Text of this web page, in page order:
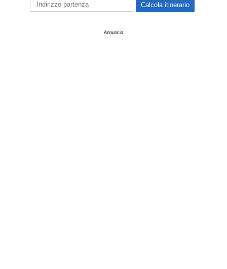
Annuncio